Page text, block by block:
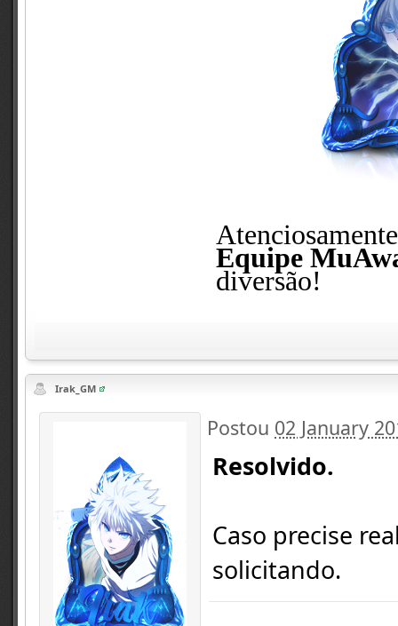
Equipe
diversão!
Irak_GM
Postou 02 January
Resolvido.
Caso precise
solicitando.